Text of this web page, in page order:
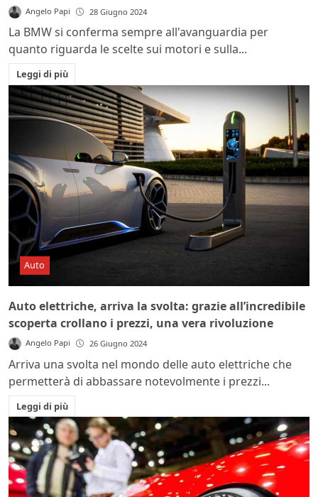
Angelo Papi 28 Giugno 2024
La BMW si conferma sempre all'avanguardia per
quanto riguarda le scelte sui motori e sulla...
Leggi di più
Auto
Auto elettriche, arriva la svolta: grazie all’incredibile
scoperta crollano i prezzi, una vera rivoluzione
Angelo Papi 26 Giugno 2024
Arriva una svolta nel mondo delle auto elettriche che
permetterà di abbassare notevolmente i prezzi...
Leggi di più